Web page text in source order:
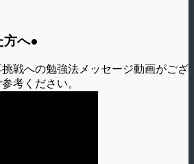
方へ●
挑戦への勉強法メッセージ動画がござ
考ください。